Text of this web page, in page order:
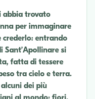
abbia trovato
per immaginare
crederlo: entrando
Sant’Apollinare si
fatta di tessere
tra cielo e terra.
dei più